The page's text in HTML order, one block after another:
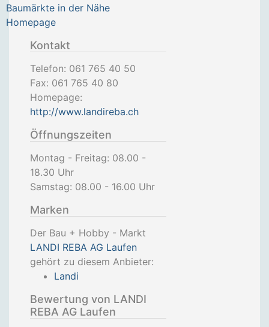
Baumärkte in der Nähe
Homepage
Kontakt
Telefon: 061 765 40 50
Fax: 061 765 40 80
Homepage:
http://www.landireba.ch
Öffnungszeiten
Montag - Freitag: 08.00 -
18.30 Uhr
Samstag: 08.00 - 16.00 Uhr
Marken
Der Bau + Hobby - Markt
LANDI REBA AG Laufen
gehört zu diesem Anbieter:
Landi
Bewertung von LANDI
REBA AG Laufen